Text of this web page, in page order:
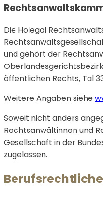
Die Holegal
und gehört der
öffentlichen Rechts, Tal
Weitere Angaben siehe
Soweit nicht anders
Rechtsanwältinnen und
Gesellschaft in der
zugelassen.